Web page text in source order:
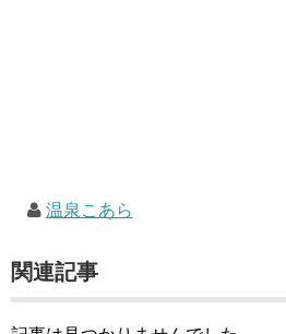
温泉こあら
関連記事